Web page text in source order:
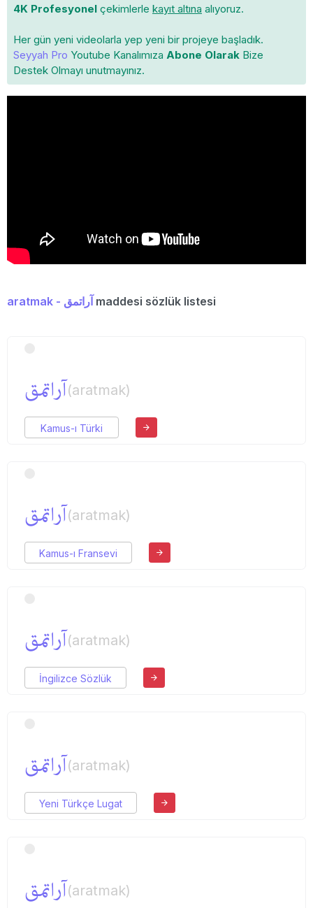
4K Profesyonel çekimlerle kayıt altına alıyoruz.
Her gün yeni videolarla yep yeni bir projeye başladık.
Seyyah Pro Youtube Kanalımıza Abone Olarak Bize
Destek Olmayı unutmayınız.
aratmak - آراتمق maddesi sözlük listesi
آراتمق(aratmak)
Kamus-ı Türki
آراتمق(aratmak)
Kamus-ı Fransevi
آراتمق(aratmak)
İngilizce Sözlük
آراتمق(aratmak)
Yeni Türkçe Lugat
آراتمق(aratmak)